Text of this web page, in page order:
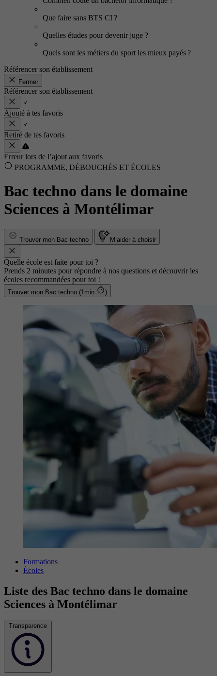
Que faire sans BTS CI ?
Quelles études pour devenir juge ?
Quels sont les métiers du sport les mieux payés ?
Référencer son établissement
Fermer
Référencer son établissement
Ajouté à tes favoris
Retiré de tes favoris
Erreur lors de l’ajout aux favoris
PROGRAMME, DÉBOUCHÉS ET ÉCOLES
Bac techno dans le domaine
Sciences à Montélimar
Trouver mon Bac techno M’aider à choisir
Quelle école est faite pour toi ?
Prends 2 minutes pour répondre à nos questions et découvrir les
écoles recommandées pour toi !
Trouver mon Bac techno (1min )
Formations
Écoles
Liste des Bac techno dans le domaine
Sciences à Montélimar
Transparence